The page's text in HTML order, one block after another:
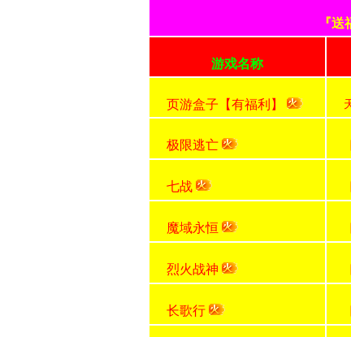
『
游戏名称
页游盒子【有福利】
极限逃亡
七战
魔域永恒
烈火战神
长歌行